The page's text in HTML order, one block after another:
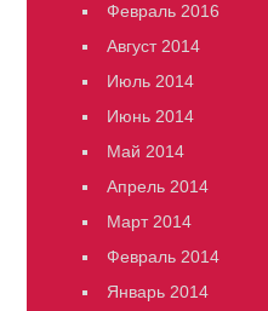
Февраль 2016
Август 2014
Июль 2014
Июнь 2014
Май 2014
Апрель 2014
Март 2014
Февраль 2014
Январь 2014